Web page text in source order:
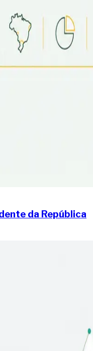
da República